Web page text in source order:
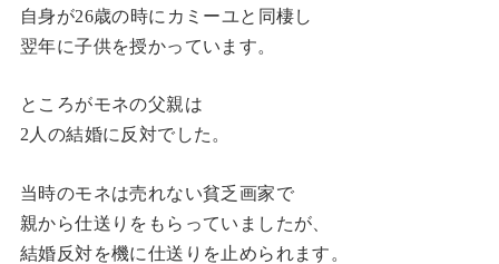
自身が26歳の時にカミーユと同棲し
翌年に子供を授かっています。
ところがモネの父親は
2人の結婚に反対でした。
当時のモネは売れない貧乏画家で
親から仕送りをもらっていましたが、
結婚反対を機に仕送りを止められます。